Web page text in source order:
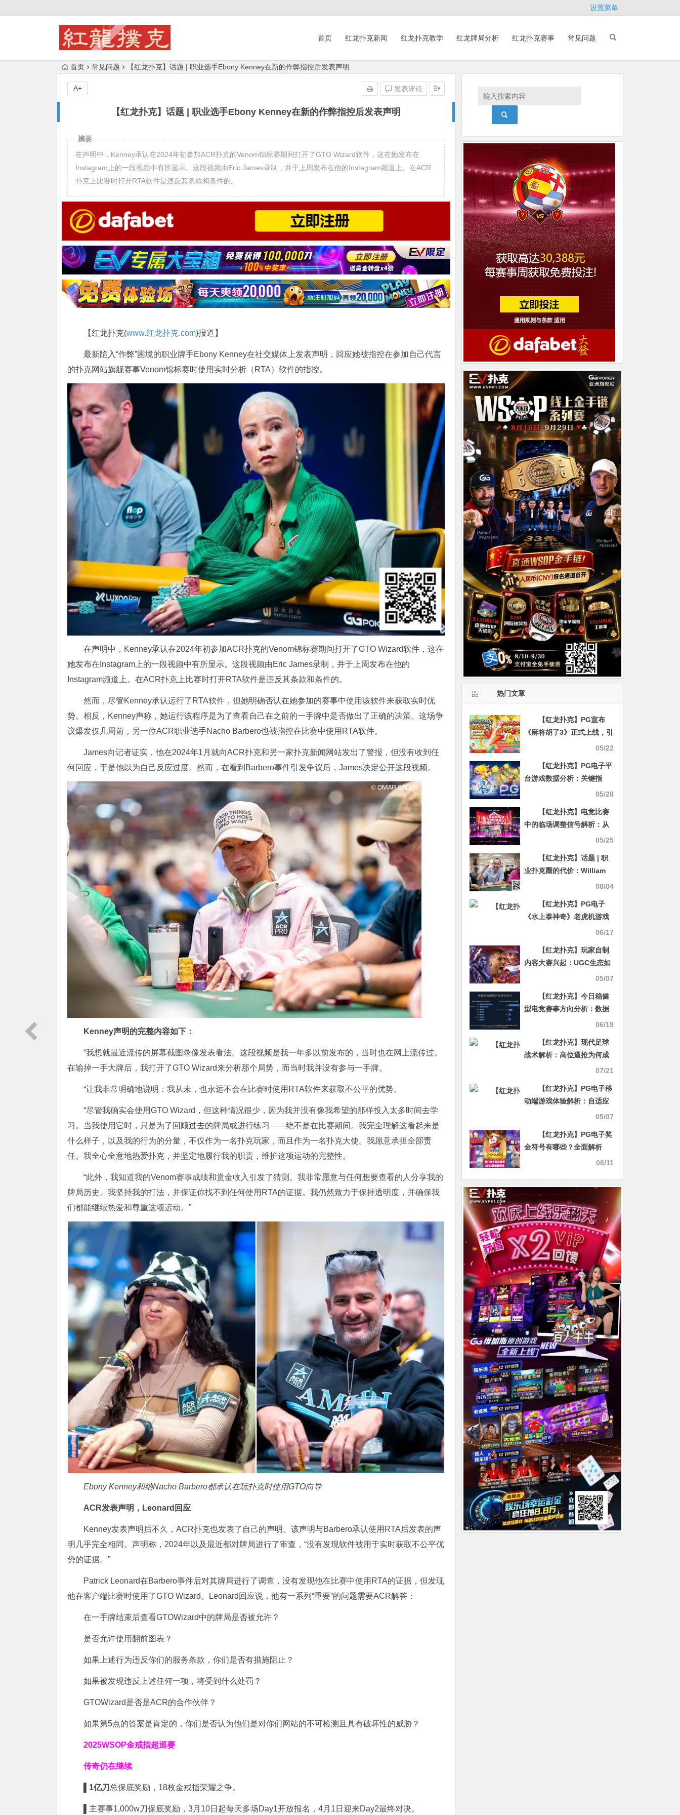
设置菜单
首页 红龙扑克新闻 红龙扑克教学 红龙牌局分析 红龙扑克赛事 常见问题
首页 常见问题 【红龙扑克】话题 | 职业选手Ebony Kenney在新的作弊指控后发表声明
【红龙扑克】话题 | 职业选手Ebony Kenney在新的作弊指控后发表声明
发表评论
A+
摘要
在声明中，Kenney承认在2024年初参加ACR扑克的Venom锦标赛期间打开了GTO Wizard软件，这在她发布在
Instagram上的一段视频中有所显示。这段视频由Eric James录制，并于上周发布在他的Instagram频道上。在ACR
扑克上比赛时打开RTA软件是违反其条款和条件的。
【红龙扑克(www.红龙扑克.com)报道】
最新陷入“作弊”困境的职业牌手Ebony Kenney在社交媒体上发表声明，回应她被指控在参加自己代言
的扑克网站旗舰赛事Venom锦标赛时使用实时分析（RTA）软件的指控。
在声明中，Kenney承认在2024年初参加ACR扑克的Venom锦标赛期间打开了GTO Wizard软件，这在
她发布在Instagram上的一段视频中有所显示。这段视频由Eric James录制，并于上周发布在他的
Instagram频道上。在ACR扑克上比赛时打开RTA软件是违反其条款和条件的。
然而，尽管Kenney承认运行了RTA软件，但她明确否认在她参加的赛事中使用该软件来获取实时优
势。相反，Kenney声称，她运行该程序是为了查看自己在之前的一手牌中是否做出了正确的决策。这场争
议爆发仅几周前，另一位ACR职业选手Nacho Barbero也被指控在比赛中使用RTA软件。
James向记者证实，他在2024年1月就向ACR扑克和另一家扑克新闻网站发出了警报，但没有收到任
何回应，于是他以为自己反应过度。然而，在看到Barbero事件引发争议后，James决定公开这段视频。
Kenney声明的完整内容如下：
“我想就最近流传的屏幕截图录像发表看法。这段视频是我一年多以前发布的，当时也在网上流传过。
在输掉一手大牌后，我打开了GTO Wizard来分析那个局势，而当时我并没有参与一手牌。
“让我非常明确地说明：我从未，也永远不会在比赛时使用RTA软件来获取不公平的优势。
“尽管我确实会使用GTO Wizard，但这种情况很少，因为我并没有像我希望的那样投入太多时间去学
习。当我使用它时，只是为了回顾过去的牌局或进行练习——绝不是在比赛期间。我完全理解这看起来是
什么样子，以及我的行为的分量，不仅作为一名扑克玩家，而且作为一名扑克大使。我愿意承担全部责
任。我全心全意地热爱扑克，并坚定地履行我的职责，维护这项运动的完整性。
“此外，我知道我的Venom赛事成绩和赏金收入引发了猜测。我非常愿意与任何想要查看的人分享我的
牌局历史。我坚持我的打法，并保证你找不到任何使用RTA的证据。我仍然致力于保持透明度，并确保我
们都能继续热爱和尊重这项运动。”
Ebony Kenney和纳Nacho Barbero都承认在玩扑克时使用GTO向导
ACR发表声明，Leonard回应
Kenney发表声明后不久，ACR扑克也发表了自己的声明。该声明与Barbero承认使用RTA后发表的声
明几乎完全相同。声明称，2024年以及最近都对牌局进行了审查，“没有发现软件被用于实时获取不公平优
势的证据。”
Patrick Leonard在Barbero事件后对其牌局进行了调查，没有发现他在比赛中使用RTA的证据，但发现
他在客户端比赛时使用了GTO Wizard。Leonard回应说，他有一系列“重要”的问题需要ACR解答：
在一手牌结束后查看GTOWizard中的牌局是否被允许？
是否允许使用翻前图表？
如果上述行为违反你们的服务条款，你们是否有措施阻止？
如果被发现违反上述任何一项，将受到什么处罚？
GTOWizard是否是ACR的合作伙伴？
如果第5点的答案是肯定的，你们是否认为他们是对你们网站的不可检测且具有破坏性的威胁？
2025WSOP金戒指超巡赛
传奇仍在继续
1亿刀 总保底奖励，18枚金戒指荣耀之争。
主赛事1,000w刀保底奖励，3月10日起每天多场Day1开放报名，4月1日迎来Day2最终对决。
热门文章
【红龙扑克】PG宣布
《麻将胡了3》正式上线，引
入“黄金雨”连消奖励机制05/22
【红龙扑克】PG电子平
台游戏数据分析：关键指
05/28
【红龙扑克】电竞比赛
中的临场调整信号解析：从
05/25
【红龙扑克】话题 | 职
业扑克圈的代价：William
Kassouf的WSOP天价罚单
08/04
【红龙扑克】PG电子
《水上泰神奇》老虎机游戏
介绍：探索梦幻海洋世界的
06/17
【红龙扑克】玩家自制
内容大赛兴起：UGC生态如
何重塑游戏社区与文化？05/07
【红龙扑克】今日稳健
型电竞赛事方向分析：数据
06/19
【红龙扑克】现代足球
战术解析：高位逼抢为何成
07/21
【红龙扑克】PG电子移
动端游戏体验解析：自适应
屏幕技术如何重塑手机娱05/07
【红龙扑克】PG电子奖
金符号有哪些？全面解析
Wild、Scatter与Bonus功
06/11